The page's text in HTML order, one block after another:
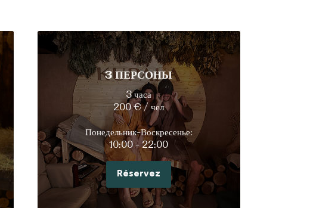
3 ПЕРСОНЫ
3 часа
200 € / чел
Понедельник-Воскресенье:
10:00 - 22:00
Réservez